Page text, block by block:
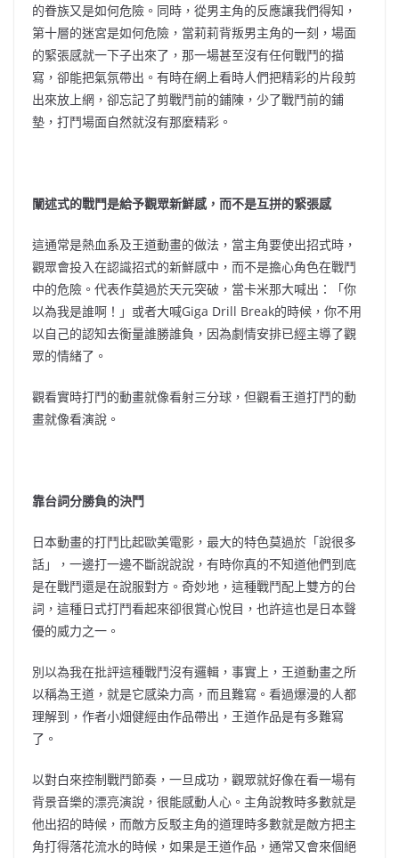
的眷族又是如何危險。同時，從男主角的反應讓我們得知，
第十層的迷宮是如何危險，當莉莉背叛男主角的一刻，場面
的緊張感就一下子出來了，那一場甚至沒有任何戰鬥的描
寫，卻能把氣氛帶出。有時在網上看時人們把精彩的片段剪
出來放上網，卻忘記了剪戰鬥前的鋪陳，少了戰鬥前的鋪
墊，打鬥場面自然就沒有那麼精彩。
闡述式的戰鬥是給予觀眾新鮮感，而不是互拼的緊張感
這通常是熱血系及王道動畫的做法，當主角要使出招式時，
觀眾會投入在認識招式的新鮮感中，而不是擔心角色在戰鬥
中的危險。代表作莫過於天元突破，當卡米那大喊出：「你
以為我是誰啊！」或者大喊Giga Drill Break的時候，你不用
以自己的認知去衡量誰勝誰負，因為劇情安排已經主導了觀
眾的情緒了。
觀看實時打鬥的動畫就像看射三分球，但觀看王道打鬥的動
畫就像看演說。
靠台詞分勝負的決鬥
日本動畫的打鬥比起歐美電影，最大的特色莫過於「說很多
話」，一邊打一邊不斷說說說，有時你真的不知道他們到底
是在戰鬥還是在說服對方。奇妙地，這種戰鬥配上雙方的台
詞，這種日式打鬥看起來卻很賞心悅目，也許這也是日本聲
優的威力之一。
別以為我在批評這種戰鬥沒有邏輯，事實上，王道動畫之所
以稱為王道，就是它感染力高，而且難寫。看過爆漫的人都
理解到，作者小畑健經由作品帶出，王道作品是有多難寫
了。
以對白來控制戰鬥節奏，一旦成功，觀眾就好像在看一場有
背景音樂的漂亮演說，很能感動人心。主角說教時多數就是
他出招的時候，而敵方反駁主角的道理時多數就是敵方把主
角打得落花流水的時候，如果是王道作品，通常又會來個絕